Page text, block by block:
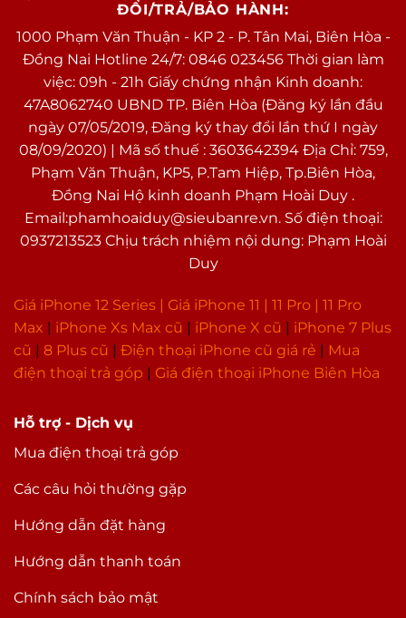
Hỗ trợ - Dịch vụ
Mua điện thoại trả góp
Các câu hỏi thường gặp
Hướng dẫn đặt hàng
Hướng dẫn thanh toán
Chính sách bảo mật
ĐỔI/TRẢ/BẢO HÀNH:
1000 Phạm Văn Thuận - KP 2 - P. Tân Mai, Biên Hòa -
Đồng Nai Hotline 24/7: 0846 023456 Thời gian làm
việc: 09h - 21h Giấy chứng nhận Kinh doanh:
47A8062740 UBND TP. Biên Hòa (Đăng ký lần đầu
ngày 07/05/2019, Đăng ký thay đổi lần thứ I ngày
08/09/2020) | Mã số thuế : 3603642394 Địa Chỉ: 759,
Phạm Văn Thuận, KP5, P.Tam Hiệp, Tp.Biên Hòa,
Đồng Nai Hộ kinh doanh Phạm Hoài Duy .
Email:phamhoaiduy@sieubanre.vn. Số điện thoại:
0937213523 Chịu trách nhiệm nội dung: Phạm Hoài
Duy
Giá iPhone 12 Series | Giá iPhone 11 | 11 Pro | 11 Pro
Max | iPhone Xs Max cũ | iPhone X cũ | iPhone 7 Plus
cũ | 8 Plus cũ | Điện thoại iPhone cũ giá rẻ | Mua
điện thoại trả góp | Giá điện thoại iPhone Biên Hòa